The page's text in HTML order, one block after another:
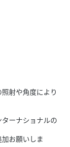
射や角度により
ーナショナルの
お願いしま